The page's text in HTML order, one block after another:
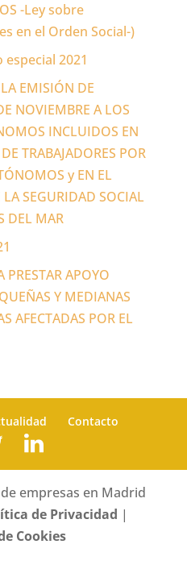
-Ley sobre
en el Orden Social-)
2021
EMISIÓN DE
NOVIEMBRE A LOS
INCLUIDOS EN
TRABAJADORES POR
y EN EL
SEGURIDAD SOCIAL
DEL MAR
PRESTAR APOYO
Y MEDIANAS
AFECTADAS POR EL
Contacto
empresas en Madrid
de Privacidad |
Cookies